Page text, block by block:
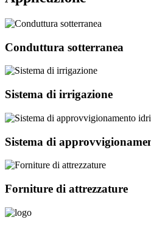
Conduttura sotterranea
Sistema di irrigazione
Sistema di
Forniture di attrezzature